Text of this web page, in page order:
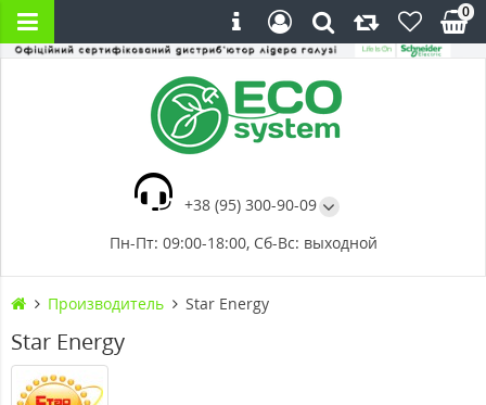
+38 (95) 300-90-09
Пн-Пт: 09:00-18:00, Сб-Вс: выходной
0
Производитель Star Energy
Star Energy